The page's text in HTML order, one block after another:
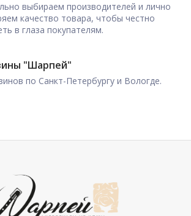
выбираем производителей и лично
качество товара, чтобы честно
в глаза покупателям.
"Шарпей"
по Санкт-Петербургу и Вологде.